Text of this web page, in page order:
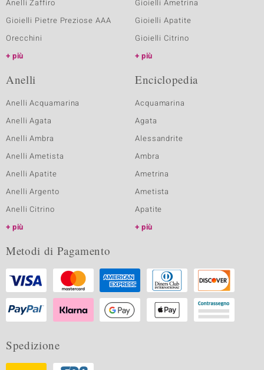
Anelli Zaffiro
Gioielli Pietre Preziose AAA
Orecchini
più
Gioielli Ametrina
Gioielli Apatite
Gioielli Citrino
più
Anelli
Anelli Acquamarina
Anelli Agata
Anelli Ambra
Anelli Ametista
Anelli Apatite
Anelli Argento
Anelli Citrino
più
Enciclopedia
Acquamarina
Agata
Alessandrite
Ambra
Ametrina
Ametista
Apatite
più
Metodi di Pagamento
Spedizione